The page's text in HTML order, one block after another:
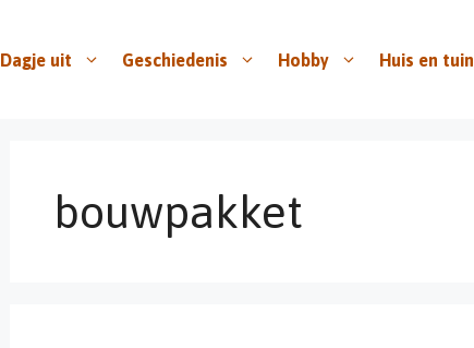
Dagje uit Geschiedenis Hobby Huis en tuin
bouwpakket